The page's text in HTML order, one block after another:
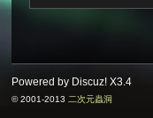
Powered by Discuz!X3.4
© 2001-2013 二次元蟲洞